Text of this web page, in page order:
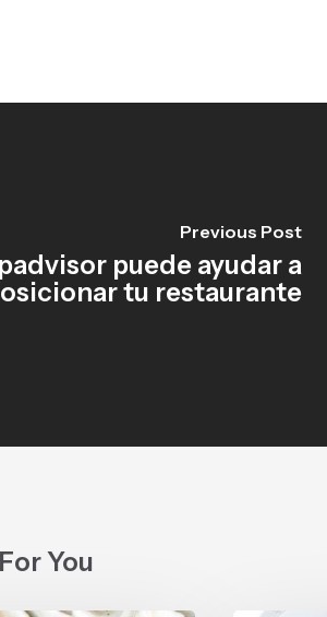
Previous Post
puede ayudar a
tu restaurante
You